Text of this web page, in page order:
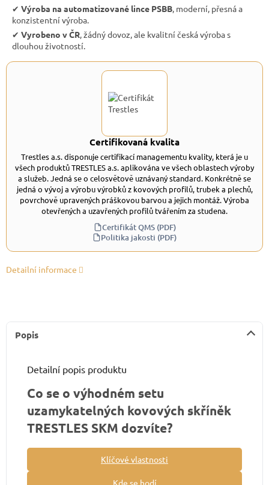
✔︎ Výroba na automatizované lince PSBB, moderní, přesná a
konzistentní výroba.
✔︎ Vyrobeno v ČR, žádný dovoz, ale kvalitní česká výroba s
dlouhou životností.
Certifikovaná kvalita
Trestles a.s. disponuje certifikací managementu kvality, která je u
všech produktů TRESTLES a.s. aplikována ve všech oblastech výroby
a služeb. Jedná se o celosvětově uznávaný standard. Konkrétně se
jedná o vývoj a výrobu výrobků z kovových profilů, trubek a plechů,
povrchově upravených práškovou barvou a jejich montáž. Výroba
otevřených a uzavřených profilů tvářením za studena.
Certifikát QMS (PDF)
Politika jakosti (PDF)
Detailní informace
Popis
Detailní popis produktu
Co se o výhodném setu
uzamykatelných kovových skříněk
TRESTLES SKM dozvíte?
Klíčové vlastnosti
Kde se hodí